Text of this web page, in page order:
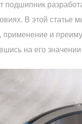
подшипник
В этой статье
применение и
на его